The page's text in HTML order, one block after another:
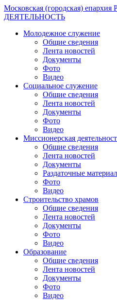
Московская (городская)
ДЕЯТЕЛЬНОСТЬ
Молодежное служение
Общие сведения
Лента новостей
Документы
Фото
Видео
Социальное служение
Общие сведения
Лента новостей
Документы
Фото
Видео
Миссионерская
Общие сведения
Лента новостей
Документы
Раздаточные
Фото
Видео
Строительство храмов
Общие сведения
Лента новостей
Документы
Фото
Видео
Образование
Общие сведения
Лента новостей
Документы
Фото
Видео